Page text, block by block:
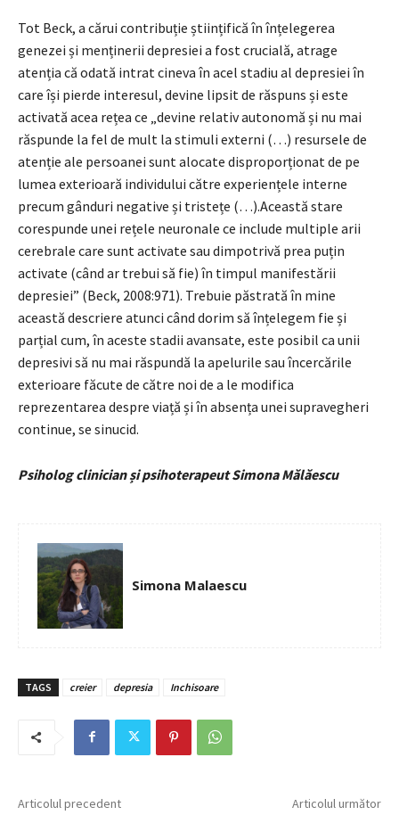
Tot Beck, a cărui contribuție științifică în înțelegerea
genezei și menținerii depresiei a fost crucială, atrage
atenția că odată intrat cineva în acel stadiu al depresiei în
care își pierde interesul, devine lipsit de răspuns și este
activată acea rețea ce „devine relativ autonomă și nu mai
răspunde la fel de mult la stimuli externi (…) resursele de
atenție ale persoanei sunt alocate disproporționat de pe
lumea exterioară individului către experiențele interne
precum gânduri negative și tristețe (…).Această stare
corespunde unei rețele neuronale ce include multiple arii
cerebrale care sunt activate sau dimpotrivă prea puțin
activate (când ar trebui să fie) în timpul manifestării
depresiei” (Beck, 2008:971). Trebuie păstrată în mine
această descriere atunci când dorim să înțelegem fie și
parțial cum, în aceste stadii avansate, este posibil ca unii
depresivi să nu mai răspundă la apelurile sau încercările
exterioare făcute de către noi de a le modifica
reprezentarea despre viață și în absența unei supravegheri
continue, se sinucid.
Psiholog clinician și psihoterapeut Simona Mălăescu
Simona Malaescu
TAGS creier depresia Inchisoare
Articolul precedent Articolul următor